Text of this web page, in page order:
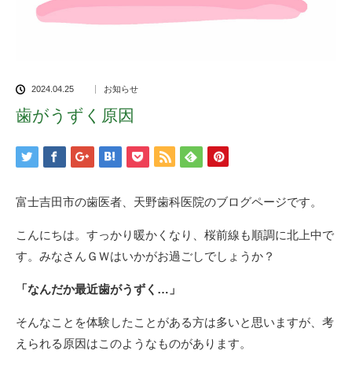
2024.04.25 お知らせ
歯がうずく原因
富士吉田市の歯医者、天野歯科医院のブログページです。
こんにちは。すっかり暖かくなり、桜前線も順調に北上中で
す。みなさんＧＷはいかがお過ごしでしょうか？
「なんだか最近歯がうずく…」
そんなことを体験したことがある方は多いと思いますが、考
えられる原因はこのようなものがあります。